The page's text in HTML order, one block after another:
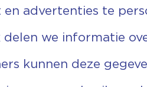
7731 PA Ommen
0529 455 767
info@vechtgenoten.nl
advertenties te
we informatie
kunnen deze